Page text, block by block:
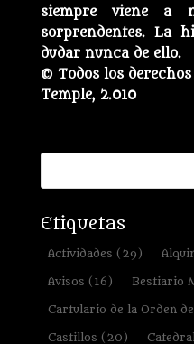
siempre viene a
sorprendentes. La
dudar nunca de ello.
© Todos los
Temple, 2.010
Etiquetas
Actividades (29)
Avisos (16) Bestiario
Cartulario de la Orden
Castillos (20)